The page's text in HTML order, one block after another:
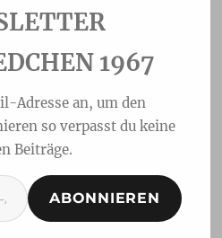
1967
Adresse an, um den
so verpasst du keine
Beiträge.
ABONNIEREN